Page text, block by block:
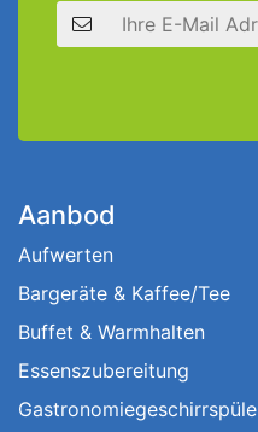
E-Mail Adresse
Aanbod
Aufwerten
Bargeräte & Kaffee/Tee
Buffet & Warmhalten
Essenszubereitung